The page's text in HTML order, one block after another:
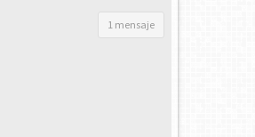
1 mensaje